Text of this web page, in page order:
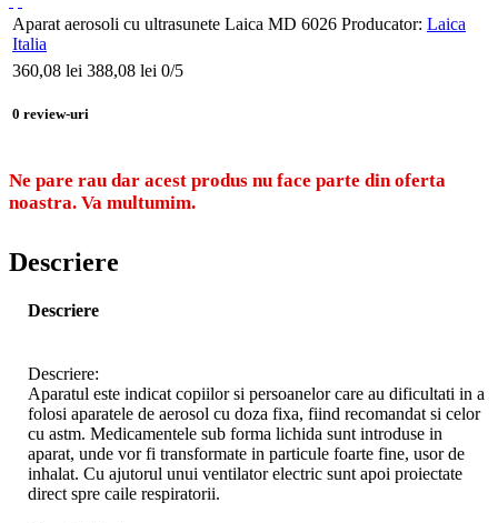
Aparat aerosoli cu ultrasunete Laica MD 6026 Producator: Laica
Italia
360,08 lei 388,08 lei 0/5
0 review-uri
Ne pare rau dar acest produs nu face parte din oferta
noastra. Va multumim.
Descriere
Descriere
Descriere:
Aparatul este indicat copiilor si persoanelor care au dificultati in a
folosi aparatele de aerosol cu doza fixa, fiind recomandat si celor
cu astm. Medicamentele sub forma lichida sunt introduse in
aparat, unde vor fi transformate in particule foarte fine, usor de
inhalat. Cu ajutorul unui ventilator electric sunt apoi proiectate
direct spre caile respiratorii.